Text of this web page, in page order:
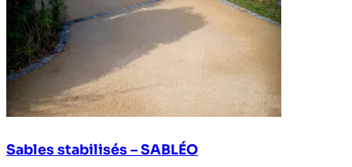
Sables stabilisés – SABLÉO